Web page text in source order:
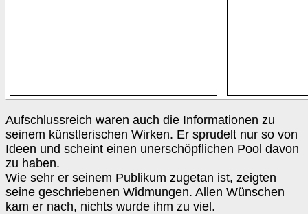
Aufschlussreich waren auch die Informationen zu
seinem künstlerischen Wirken. Er sprudelt nur so von
Ideen und scheint einen unerschöpflichen Pool davon
zu haben.
Wie sehr er seinem Publikum zugetan ist, zeigten
seine geschriebenen Widmungen. Allen Wünschen
kam er nach, nichts wurde ihm zu viel.